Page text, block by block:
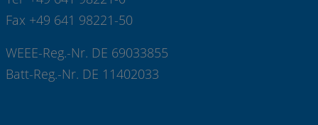
Fax +49 641 98221-50
WEEE-Reg.-Nr. DE 69033855
Batt-Reg.-Nr. DE 11402033